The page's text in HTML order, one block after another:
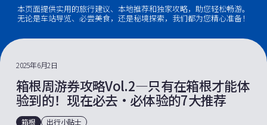
本页面提供实用的旅行建议、本地推荐和独家攻略，助您轻松畅游。
无论是车站导览、必尝美食，还是秘境探索，我们都为您精心准备！
2025年6月2日
箱根周游券攻略Vol.2—只有在箱根才能体
验到的！现在必去·必体验的7大推荐
箱根 出行小贴士